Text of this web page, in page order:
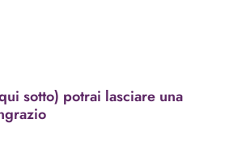
sotto) potrai lasciare una